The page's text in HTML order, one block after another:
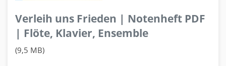
Verleih uns Frieden | Notenheft PDF
| Flöte, Klavier, Ensemble
(9,5 MB)